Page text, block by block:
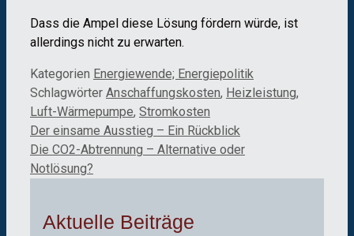
Dass die Ampel diese Lösung fördern würde, ist
allerdings nicht zu erwarten.
Kategorien Energiewende; Energiepolitik
Schlagwörter Anschaffungskosten, Heizleistung,
Luft-Wärmepumpe, Stromkosten
Der einsame Ausstieg – Ein Rückblick
Die CO2-Abtrennung – Alternative oder
Notlösung?
Aktuelle Beiträge